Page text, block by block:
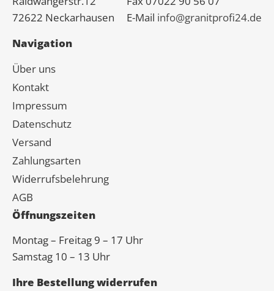
72622 Neckarhausen
E-Mail info@granitprofi24.de
Navigation
Über uns
Kontakt
Impressum
Datenschutz
Versand
Zahlungsarten
Widerrufsbelehrung
AGB
Öffnungszeiten
Montag – Freitag 9 – 17 Uhr
Samstag 10 – 13 Uhr
Ihre Bestellung widerrufen